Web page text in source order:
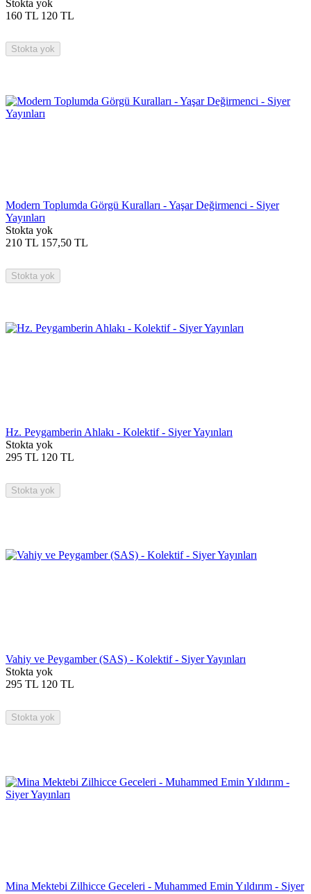
Stokta yok
160 TL 120 TL
Stokta yok
Modern Toplumda Görgü Kuralları - Yaşar Değirmenci - Siyer
Yayınları
Stokta yok
210 TL 157,50 TL
Stokta yok
Hz. Peygamberin Ahlakı - Kolektif - Siyer Yayınları
Stokta yok
295 TL 120 TL
Stokta yok
Vahiy ve Peygamber (SAS) - Kolektif - Siyer Yayınları
Stokta yok
295 TL 120 TL
Stokta yok
Mina Mektebi Zilhicce Geceleri - Muhammed Emin Yıldırım - Siyer